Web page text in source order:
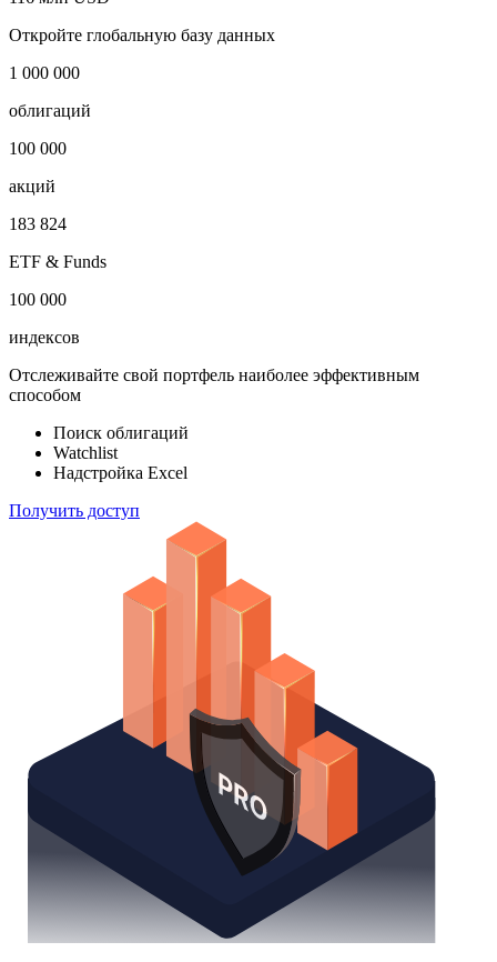
Откройте глобальную базу данных
1 000 000
облигаций
100 000
акций
183 824
ETF & Funds
100 000
индексов
Отслеживайте свой портфель наиболее эффективным
способом
Поиск облигаций
Watchlist
Надстройка Excel
Получить доступ